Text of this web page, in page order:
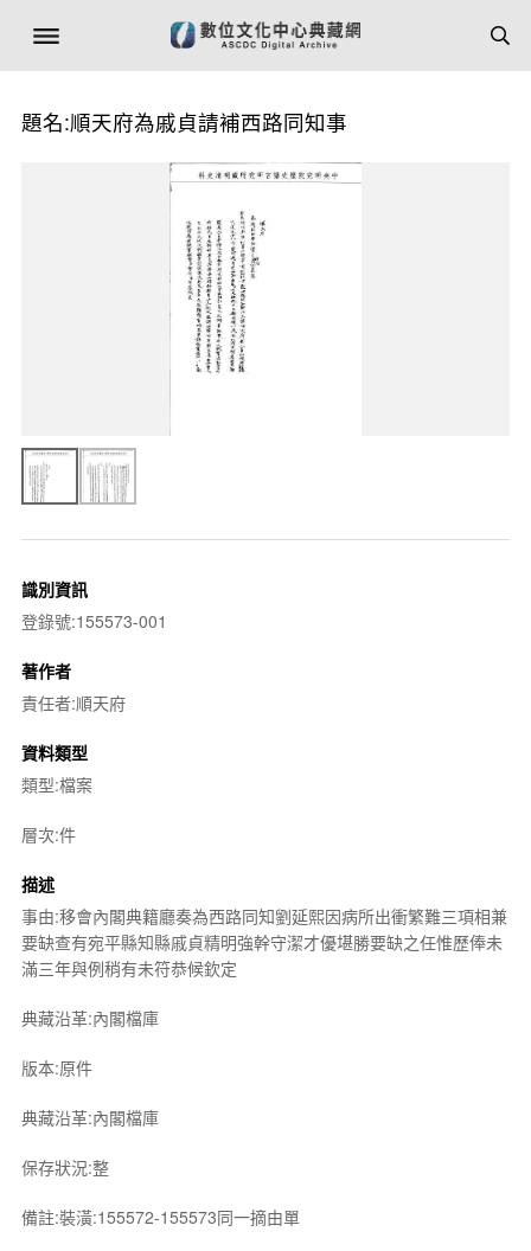
題名:順天府為戚貞請補西路同知事
識別資訊
登錄號:155573-001
著作者
責任者:順天府
資料類型
類型:檔案
層次:件
描述
事由:移會內閣典籍廳奏為西路同知劉延熙因病所出衝繁難三項相兼
要缺查有宛平縣知縣戚貞精明強幹守潔才優堪勝要缺之任惟歷俸未
滿三年與例稍有未符恭候欽定
典藏沿革:內閣檔庫
版本:原件
典藏沿革:內閣檔庫
保存狀況:整
備註:裝潢:155572-155573同一摘由單